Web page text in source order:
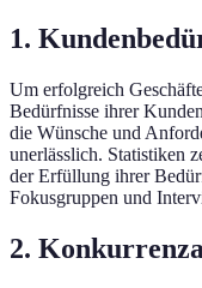
1.
Um erfolgreich
Bedürfnisse ihrer
die Wünsche und
unerlässlich. Statistiken
der Erfüllung ihrer
Fokusgruppen und
2.